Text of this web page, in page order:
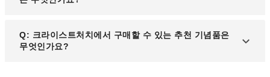
A: 크라이스트처치에서는 대중버스와 트램이 잘 갖
춰져 있으며, 근교 여행을 계획한다면 렌터카를 이용
Q: 크라이스트처치에서 구매할 수 있는 추천 기념품은
무엇인가요?